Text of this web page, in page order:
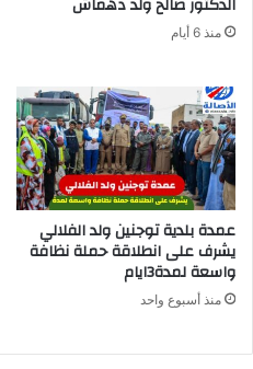
الدكتور صالح ولد دهماش
منذ 6 أيام
عمدة بلدية توجنين ولد الفلالي
يشرف على انطلاقة حملة نظافة
واسعة لمدة3ايام
منذ أسبوع واحد